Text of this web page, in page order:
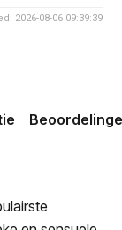
2026-08-06 09:39:39